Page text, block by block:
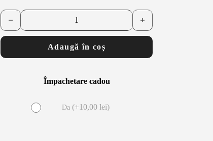
Cantitate Mănuși piele - maro - din piele Peccary căptușite cu
Adaugă în coș
Împachetare cadou
Da (+10,00 lei)